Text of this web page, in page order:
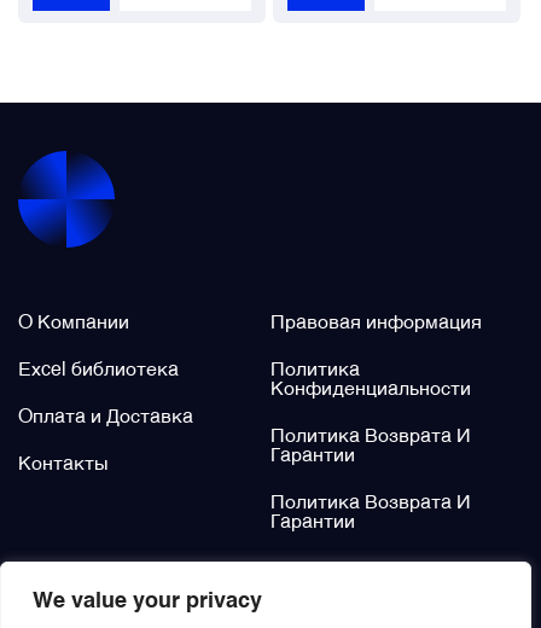
We value your privacy
О Компании
Excel библиотека
Оплата и Доставка
Контакты
Правовая информация
Политика
Конфиденциальности
Политика Возврата И
Гарантии
Политика Возврата И
Гарантии
Электромеханизмы и приводы